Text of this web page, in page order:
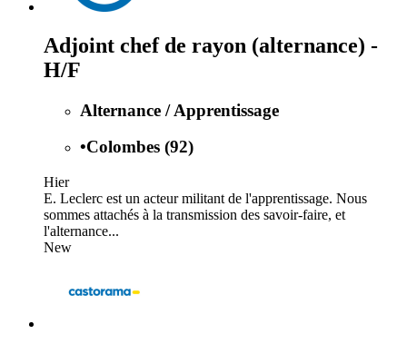
Adjoint chef de rayon (alternance) -
H/F
Alternance / Apprentissage
•Colombes (92)
Hier
E. Leclerc est un acteur militant de l'apprentissage. Nous
sommes attachés à la transmission des savoir-faire, et
l'alternance...
New